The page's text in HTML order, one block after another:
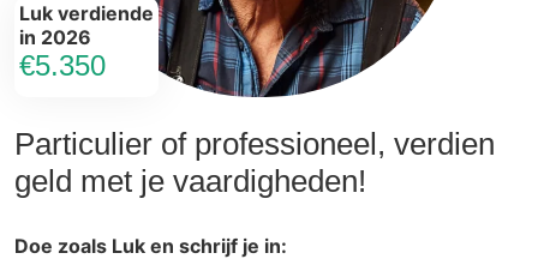
Particulier of professioneel, verdien
geld met je vaardigheden!
Doe zoals Luk en schrijf je in:
Luk verdiende
in 2026
€5.350